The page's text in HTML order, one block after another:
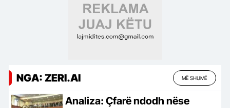
NGA: ZERI.AI MË SHUMË
Analiza: Çfarë ndodh nëse